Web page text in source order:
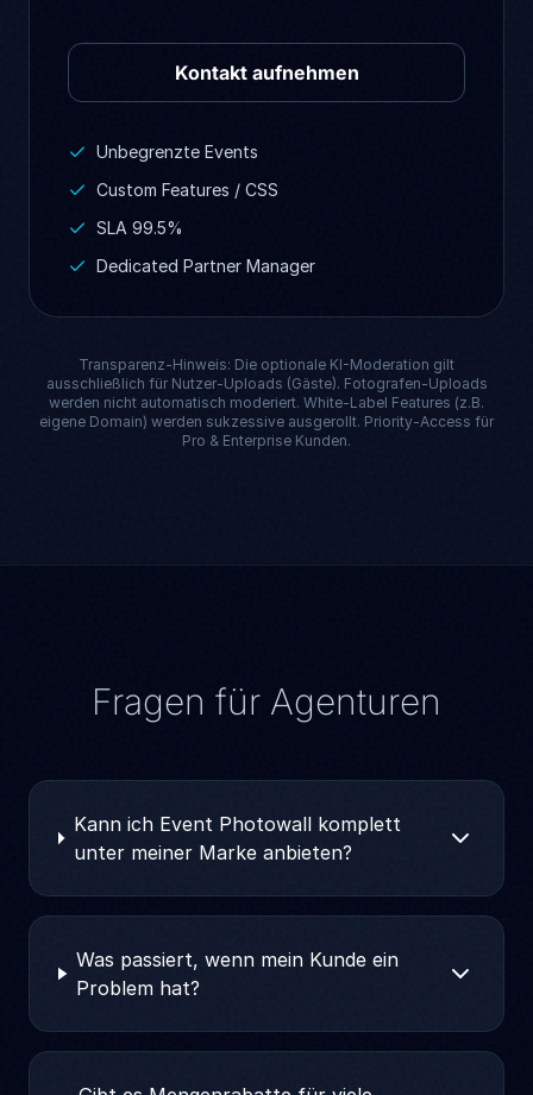
Kontakt aufnehmen
Unbegrenzte Events
Custom Features / CSS
SLA 99.5%
Dedicated Partner Manager
Transparenz-Hinweis: Die optionale KI-Moderation gilt
ausschließlich für Nutzer-Uploads (Gäste). Fotografen-Uploads
werden nicht automatisch moderiert. White-Label Features (z.B.
eigene Domain) werden sukzessive ausgerollt. Priority-Access für
Pro & Enterprise Kunden.
Fragen für Agenturen
Kann ich Event Photowall komplett
unter meiner Marke anbieten?
Was passiert, wenn mein Kunde ein
Problem hat?